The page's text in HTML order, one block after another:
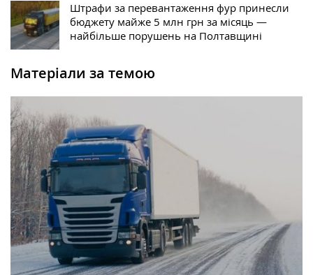
Штрафи за перевантаження фур принесли
бюджету майже 5 млн грн за місяць —
найбільше порушень на Полтавщині
Матеріали за темою